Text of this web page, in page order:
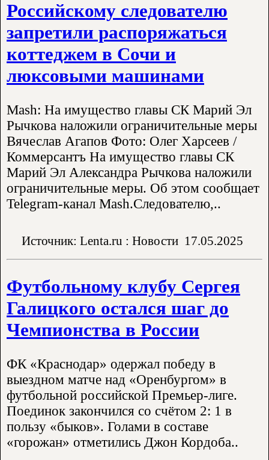
Российскому следователю
запретили распоряжаться
коттеджем в Сочи и
люксовыми машинами
Mash: На имущество главы СК Марий Эл
Рычкова наложили ограничительные меры
Вячеслав Агапов Фото: Олег Харсеев /
Коммерсантъ На имущество главы СК
Марий Эл Александра Рычкова наложили
ограничительные меры. Об этом сообщает
Telegram-канал Mash.Следователю,..
Источник: Lenta.ru : Новости 17.05.2025
Футбольному клубу Сергея
Галицкого остался шаг до
Чемпионства в России
ФК «Краснодар» одержал победу в
выездном матче над «Оренбургом» в
футбольной российской Премьер-лиге.
Поединок закончился со счётом 2: 1 в
пользу «быков». Голами в составе
«горожан» отметились Джон Кордоба..